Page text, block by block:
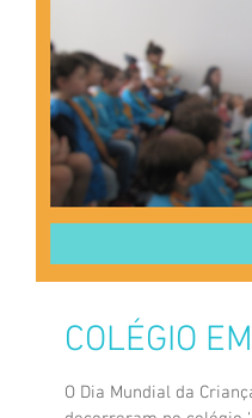
COLÉGIO
O Dia Mundial da